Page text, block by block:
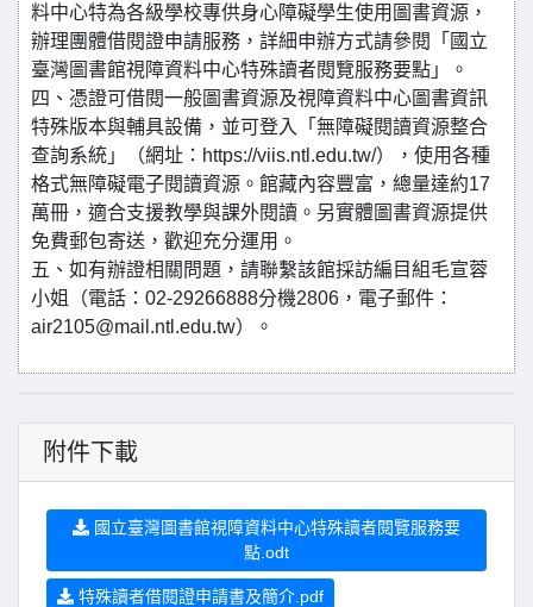
料中心特為各級學校專供身心障礙學生使用圖書資源，
辦理團體借閱證申請服務，詳細申辦方式請參閱「國立
臺灣圖書館視障資料中心特殊讀者閱覽服務要點」。
四、憑證可借閱一般圖書資源及視障資料中心圖書資訊
特殊版本與輔具設備，並可登入「無障礙閱讀資源整合
查詢系統」（網址：https://viis.ntl.edu.tw/），使用各種
格式無障礙電子閱讀資源。館藏內容豐富，總量達約17
萬冊，適合支援教學與課外閱讀。另實體圖書資源提供
免費郵包寄送，歡迎充分運用。
五、如有辦證相關問題，請聯繫該館採訪編目組毛宣蓉
小姐（電話：02-29266888分機2806，電子郵件：
air2105@mail.ntl.edu.tw）。
附件下載
國立臺灣圖書館視障資料中心特殊讀者閱覽服務要
點.odt
特殊讀者借閱證申請書及簡介.pdf